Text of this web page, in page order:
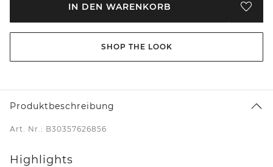
IN DEN WARENKORB
SHOP THE LOOK
Produktbeschreibung
Art. Nr.: B30357626856
Highlights